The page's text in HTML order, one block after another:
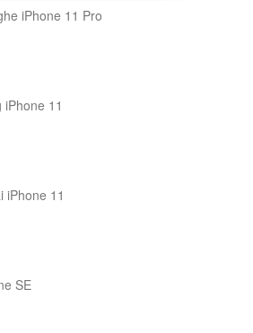
iPhone 11 Pro
11
iPhone 11
SE